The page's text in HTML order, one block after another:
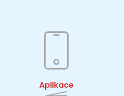
Aplikace